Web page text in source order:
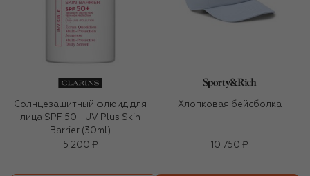
Солнцезащитный флюид для
лица SPF 50+ UV Plus Skin
Barrier (30ml)
5 200 ₽
Хлопковая бейсболка
10 750 ₽